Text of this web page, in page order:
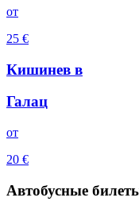
oт
25 €
Кишинев в
Галац
oт
20 €
Автобусные